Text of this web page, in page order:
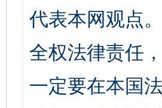
代表本网观点
全权法律责任
一定要在本国